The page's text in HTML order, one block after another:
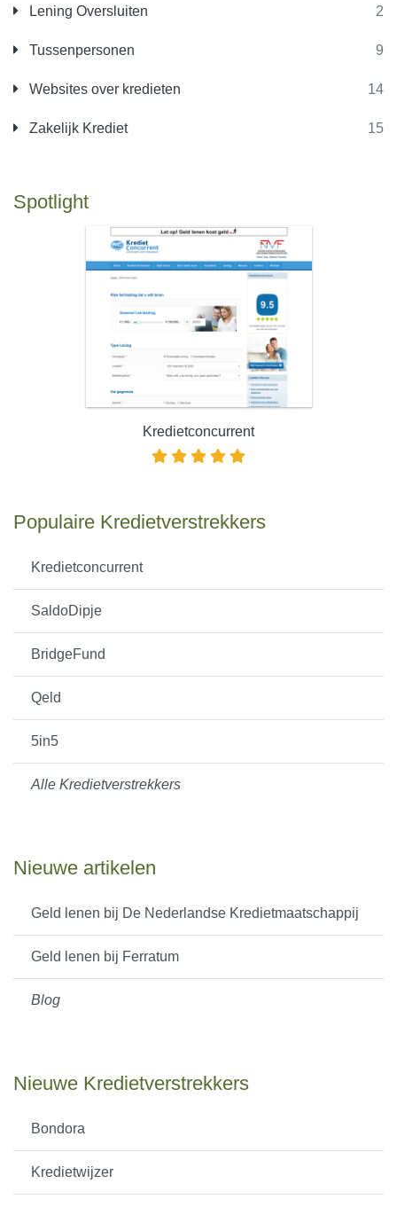
Lening Oversluiten 2
Tussenpersonen 9
Websites over kredieten 14
Zakelijk Krediet 15
Spotlight
Kredietconcurrent
Populaire Kredietverstrekkers
Kredietconcurrent
SaldoDipje
BridgeFund
Qeld
5in5
Alle Kredietverstrekkers
Nieuwe artikelen
Geld lenen bij De Nederlandse Kredietmaatschappij
Geld lenen bij Ferratum
Blog
Nieuwe Kredietverstrekkers
Bondora
Kredietwijzer